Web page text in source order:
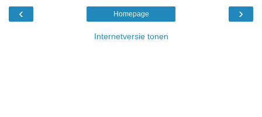
‹ ›
Homepage
Internetversie tonen